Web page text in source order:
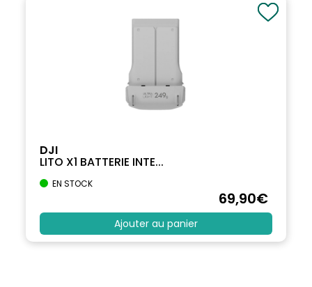
DJI
LITO X1 BATTERIE INTE...
EN STOCK
69,90€
Ajouter au panier